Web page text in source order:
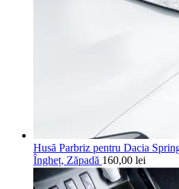
Husă Parbriz pentru Dacia
Îngheț, Zăpadă 160,00 lei